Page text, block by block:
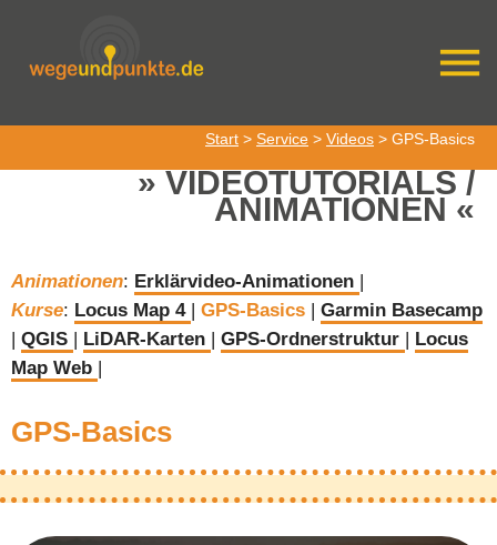
Start > Service > Videos > GPS-Basics
VIDEOTUTORIALS /
ANIMATIONEN
Animationen: Erklärvideo-Animationen |
Kurse: Locus Map 4 | GPS-Basics | Garmin Basecamp
| QGIS | LiDAR-Karten | GPS-Ordnerstruktur | Locus
Map Web |
GPS-Basics